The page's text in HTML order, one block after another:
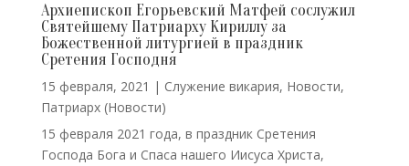
Архиепископ Егорьевский Матфей сослужил
Святейшему Патриарху Кириллу за
Божественной литургией в праздник
Сретения Господня
15 февраля, 2021 | Cлужение викария, Новости,
Патриарх (Новости)
15 февраля 2021 года, в праздник Сретения
Господа Бога и Спаса нашего Иисуса Христа,